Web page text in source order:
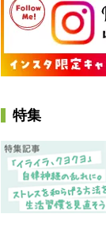
特集